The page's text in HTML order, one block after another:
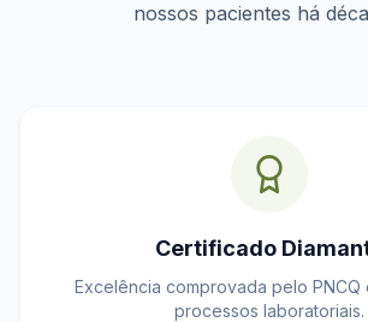
nossos pacientes há
Certificado
Excelência comprovada pelo PNCQ
processos laboratoriais.